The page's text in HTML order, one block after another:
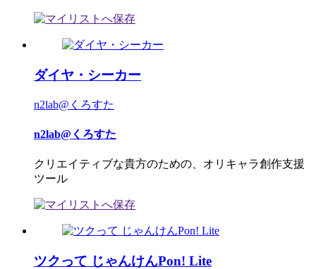
ダイヤ・シーカー
n2lab@くろすた
n2lab@くろすた
クリエイティブな貴方のための、オリキャラ創作支援
ツール
ツクって じゃんけんPon! Lite